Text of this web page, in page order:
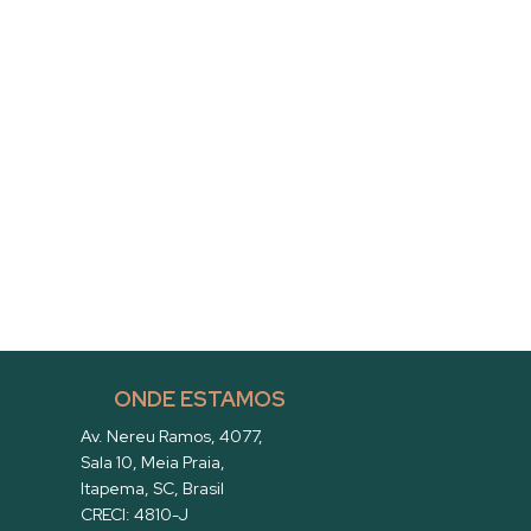
ONDE ESTAMOS
Av. Nereu Ramos, 4077,
Sala 10, Meia Praia,
Itapema, SC, Brasil
CRECI: 4810-J